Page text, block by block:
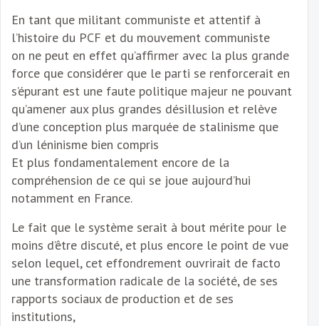
En tant que militant communiste et attentif à
l’histoire du PCF et du mouvement communiste
on ne peut en effet qu’affirmer avec la plus grande
force que considérer que le parti se renforcerait en
s’épurant est une faute politique majeur ne pouvant
qu’amener aux plus grandes désillusion et relève
d’une conception plus marquée de stalinisme que
d’un léninisme bien compris
Et plus fondamentalement encore de la
compréhension de ce qui se joue aujourd’hui
notamment en France.
Le fait que le système serait à bout mérite pour le
moins d’être discuté, et plus encore le point de vue
selon lequel, cet effondrement ouvrirait de facto
une transformation radicale de la société, de ses
rapports sociaux de production et de ses
institutions,